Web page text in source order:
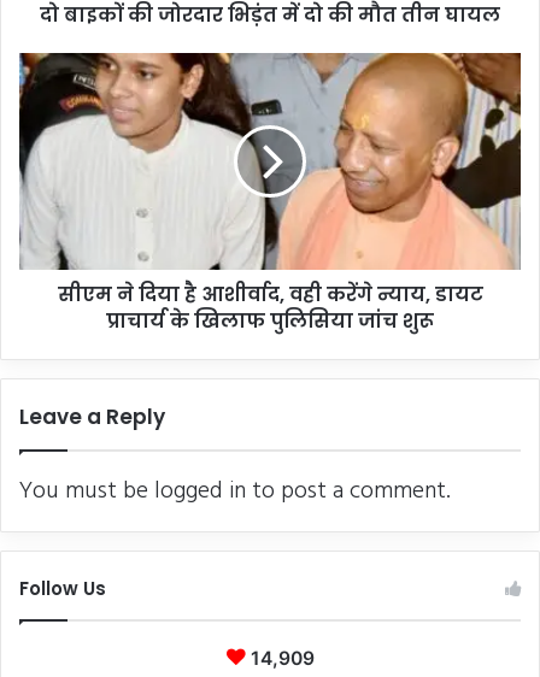
दो बाइकों की जोरदार भिड़ंत में दो की मौत तीन घायल
सीएम
ने
दिया
है
आशीर्वाद,
वही
करेंगे
न्याय,
डायट
शुरू
सीएम ने दिया है आशीर्वाद, वही करेंगे न्याय, डायट
प्राचार्य के खिलाफ पुलिसिया जांच शुरू
Leave a Reply
You must be logged in to post a comment.
Follow Us
14,909